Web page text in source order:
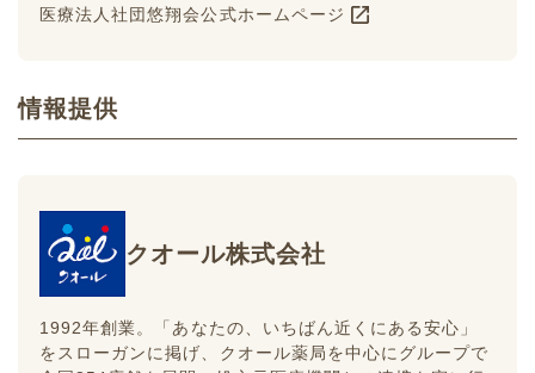
医療法人社団悠翔会公式ホームページ
情報提供
クオール株式会社
1992年創業。「あなたの、いちばん近くにある安心」
をスローガンに掲げ、クオール薬局を中心にグループで